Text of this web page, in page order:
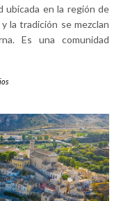
ubicada en la región de
la tradición se mezclan
Es una comunidad